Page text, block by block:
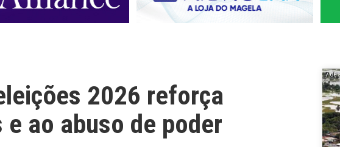
2026 reforça
ao abuso de poder
7 de